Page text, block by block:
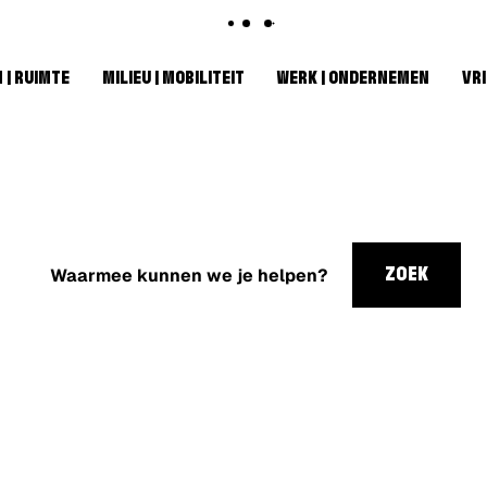
| RUIMTE MILIEU | MOBILITEIT WERK | ONDERNEMEN
kunnen
ZOEK